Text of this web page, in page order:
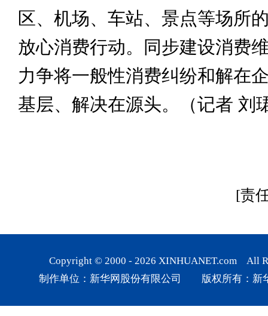
区、机场、车站、景点等场所
放心消费行动。同步建设消费
力争将一般性消费纠纷和解在
基层、解决在源头。（记者 刘
[责
Copyright © 2000 - 2026 XINHUANET.com All
制作单位：新华网股份有限公司 版权所有：新